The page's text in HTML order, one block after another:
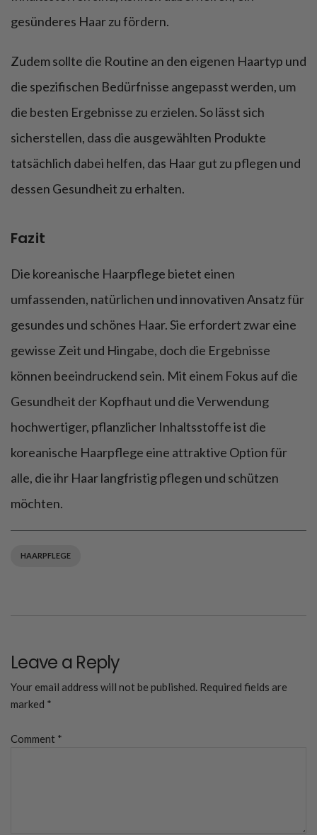
gesünderes Haar zu fördern.
Zudem sollte die Routine an den eigenen Haartyp und
die spezifischen Bedürfnisse angepasst werden, um
die besten Ergebnisse zu erzielen. So lässt sich
sicherstellen, dass die ausgewählten Produkte
tatsächlich dabei helfen, das Haar gut zu pflegen und
dessen Gesundheit zu erhalten.
Fazit
Die koreanische Haarpflege bietet einen
umfassenden, natürlichen und innovativen Ansatz für
gesundes und schönes Haar. Sie erfordert zwar eine
gewisse Zeit und Hingabe, doch die Ergebnisse
können beeindruckend sein. Mit einem Fokus auf die
Gesundheit der Kopfhaut und die Verwendung
hochwertiger, pflanzlicher Inhaltsstoffe ist die
koreanische Haarpflege eine attraktive Option für
alle, die ihr Haar langfristig pflegen und schützen
möchten.
HAARPFLEGE
Leave a Reply
Your email address will not be published. Required fields are
marked *
Comment *